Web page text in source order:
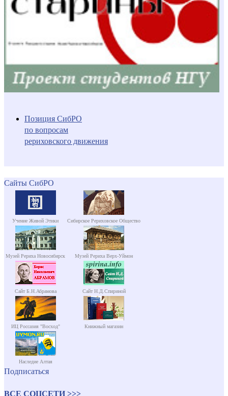
Позиция СибРО
по вопросам
рериховского движения
Сайты СибРО
Учение Живой Этики Сибирское Рериховское Общество
Музей Рериха Новосибирск Музей Рериха Верх-Уймон
Сайт Б.Н.Абрамова Сайт Н.Д.Спириной
ИЦ Россазия "Восход" Книжный магазин
Наследие Алтая
Подписаться
ВСЕ СОЦСЕТИ >>>